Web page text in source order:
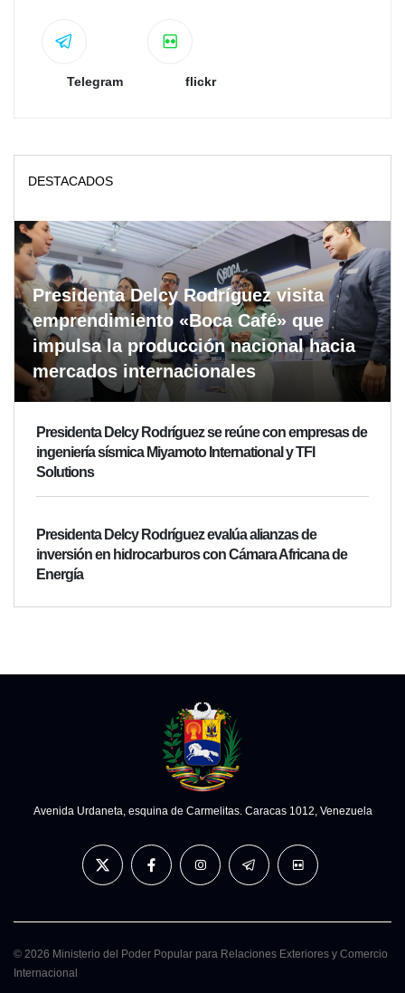
Telegram flickr
DESTACADOS
Presidenta Delcy Rodríguez visita
emprendimiento «Boca Café» que
impulsa la producción nacional hacia
mercados internacionales
Presidenta Delcy Rodríguez se reúne con empresas de
ingeniería sísmica Miyamoto International y TFI
Solutions
Presidenta Delcy Rodríguez evalúa alianzas de
inversión en hidrocarburos con Cámara Africana de
Energía
Avenida Urdaneta, esquina de Carmelitas. Caracas 1012, Venezuela
© 2026 Ministerio del Poder Popular para Relaciones Exteriores y Comercio
Internacional